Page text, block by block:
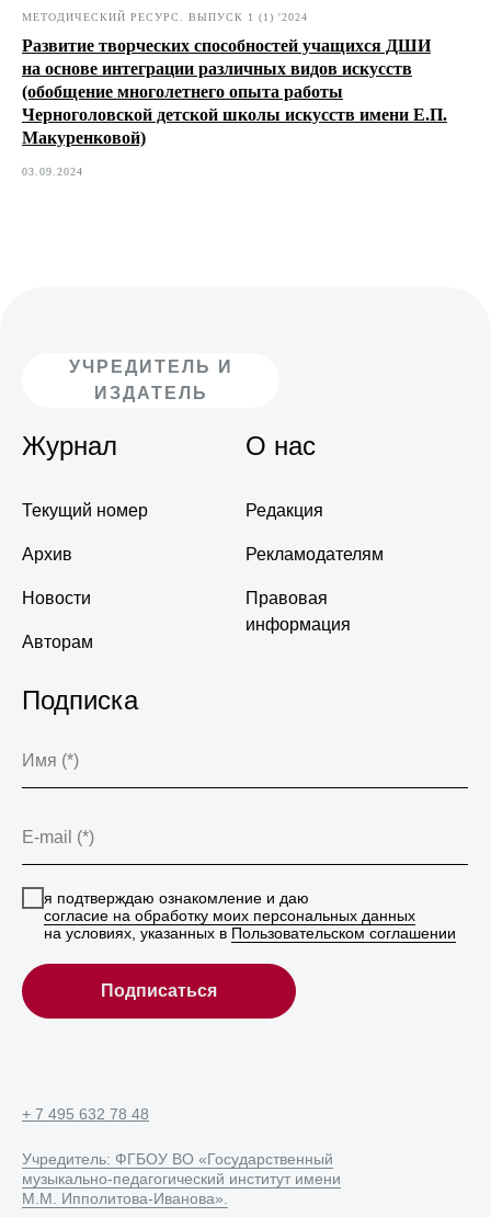
МЕТОДИЧЕСКИЙ РЕСУРС. ВЫПУСК 1 (1) '2024
Развитие творческих способностей учащихся ДШИ
на основе интеграции различных видов искусств
(обобщение многолетнего опыта работы
Черноголовской детской школы искусств имени Е.П.
Макуренковой)
03.09.2024
УЧРЕДИТЕЛЬ И
ИЗДАТЕЛЬ
Журнал О нас
Подписка
Учредитель: ФГБОУ ВО «Государственный
музыкально-педагогический институт имени
М.М. Ипполитова-Иванова».
Имя (*)
E-mail (*)
я подтверждаю ознакомление и даю
согласие на обработку моих персональных данных
на условиях, указанных в Пользовательском соглашении
Подписаться
Текущий номер
Архив
Новости
Авторам
Редакция
Рекламодателям
Правовая
информация
+ 7 495 632 78 48